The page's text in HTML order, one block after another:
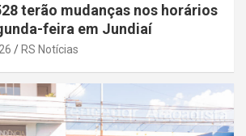
terão mudanças nos horários
feira em Jundiaí
RS Notícias